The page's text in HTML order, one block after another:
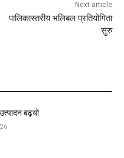
Next article
पालिकास्तरीय भलिबल प्रतियोगिता
सुरु
बढ्यो